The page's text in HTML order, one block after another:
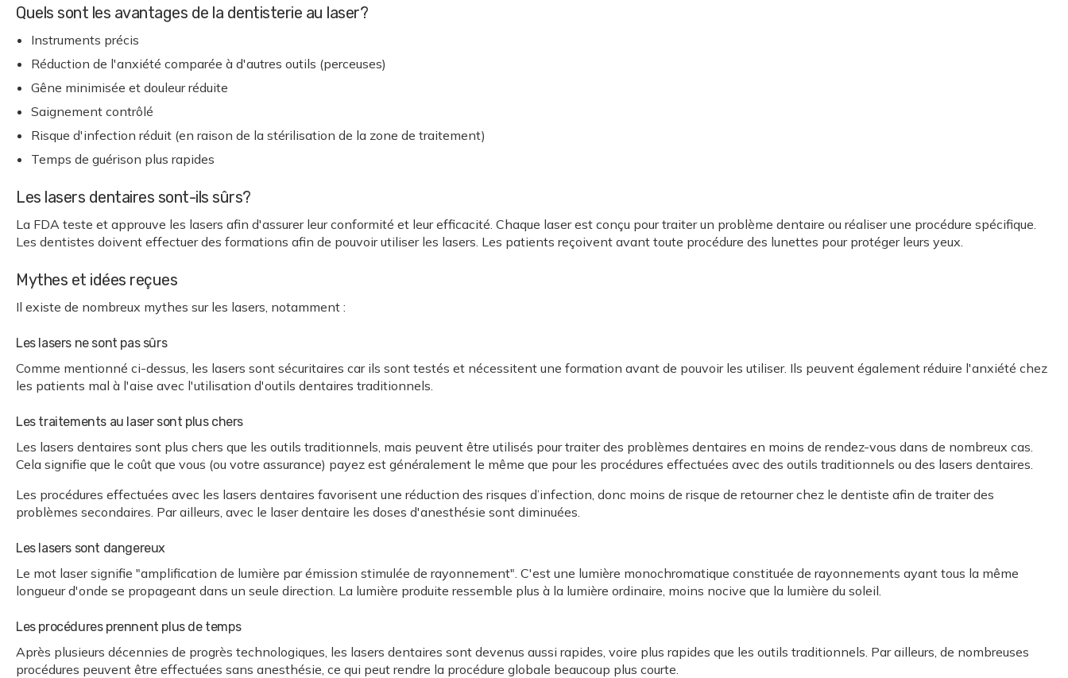
Quels sont les avantages de la dentisterie au laser?
Instruments précis
Réduction de l'anxiété comparée à d'autres outils (perceuses)
Gêne minimisée et douleur réduite
Saignement contrôlé
Risque d'infection réduit (en raison de la stérilisation de la zone de traitement)
Temps de guérison plus rapides
Les lasers dentaires sont-ils sûrs?
La FDA teste et approuve les lasers afin d'assurer leur conformité et leur efficacité. Chaque laser est conçu pour traiter un problème dentaire ou réaliser une procédure spécifique.
Les dentistes doivent effectuer des formations afin de pouvoir utiliser les lasers. Les patients reçoivent avant toute procédure des lunettes pour protéger leurs yeux.
Mythes et idées reçues
Il existe de nombreux mythes sur les lasers, notamment :
Les lasers ne sont pas sûrs
Comme mentionné ci-dessus, les lasers sont sécuritaires car ils sont testés et nécessitent une formation avant de pouvoir les utiliser. Ils peuvent également réduire l'anxiété chez
les patients mal à l'aise avec l'utilisation d'outils dentaires traditionnels.
Les traitements au laser sont plus chers
Les lasers dentaires sont plus chers que les outils traditionnels, mais peuvent être utilisés pour traiter des problèmes dentaires en moins de rendez-vous dans de nombreux cas.
Cela signifie que le coût que vous (ou votre assurance) payez est généralement le même que pour les procédures effectuées avec des outils traditionnels ou des lasers dentaires.
Les procédures effectuées avec les lasers dentaires favorisent une réduction des risques d’infection, donc moins de risque de retourner chez le dentiste afin de traiter des
problèmes secondaires. Par ailleurs, avec le laser dentaire les doses d'anesthésie sont diminuées.
Les lasers sont dangereux
Le mot laser signifie "amplification de lumière par émission stimulée de rayonnement". C'est une lumière monochromatique constituée de rayonnements ayant tous la même
longueur d'onde se propageant dans un seule direction. La lumière produite ressemble plus à la lumière ordinaire, moins nocive que la lumière du soleil.
Les procédures prennent plus de temps
Après plusieurs décennies de progrès technologiques, les lasers dentaires sont devenus aussi rapides, voire plus rapides que les outils traditionnels. Par ailleurs, de nombreuses
procédures peuvent être effectuées sans anesthésie, ce qui peut rendre la procédure globale beaucoup plus courte.